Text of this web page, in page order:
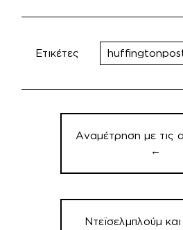
Ετικέτες
Πλοήγηση
άρθρων
Αναμέτρηση με τις
←
Ντεϊσελμπλούμ